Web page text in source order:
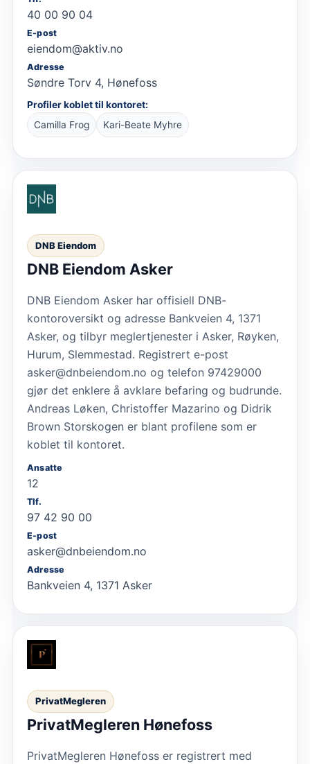
40 00 90 04
E-post
eiendom@aktiv.no
Adresse
Søndre Torv 4, Hønefoss
Profiler koblet til kontoret:
Camilla Frog
Kari-Beate Myhre
DNB Eiendom
DNB Eiendom Asker
DNB Eiendom Asker har offisiell DNB-
kontoroversikt og adresse Bankveien 4, 1371
Asker, og tilbyr meglertjenester i Asker, Røyken,
Hurum, Slemmestad. Registrert e-post
asker@dnbeiendom.no og telefon 97429000
gjør det enklere å avklare befaring og budrunde.
Andreas Løken, Christoffer Mazarino og Didrik
Brown Storskogen er blant profilene som er
koblet til kontoret.
Ansatte
12
Tlf.
97 42 90 00
E-post
asker@dnbeiendom.no
Adresse
Bankveien 4, 1371 Asker
PrivatMegleren
PrivatMegleren Hønefoss
PrivatMegleren Hønefoss er registrert med